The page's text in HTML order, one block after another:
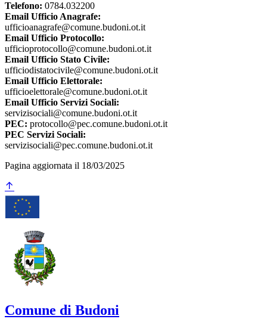
Telefono: 0784.032200
Email Ufficio Anagrafe:
ufficioanagrafe@comune.budoni.ot.it
Email Ufficio Protocollo:
ufficioprotocollo@comune.budoni.ot.it
Email Ufficio Stato Civile:
ufficiodistatocivile@comune.budoni.ot.it
Email Ufficio Elettorale:
ufficioelettorale@comune.budoni.ot.it
Email Ufficio Servizi Sociali:
servizisociali@comune.budoni.ot.it
PEC: protocollo@pec.comune.budoni.ot.it
PEC Servizi Sociali:
servizisociali@pec.comune.budoni.ot.it
Pagina aggiornata il 18/03/2025
Comune di Budoni